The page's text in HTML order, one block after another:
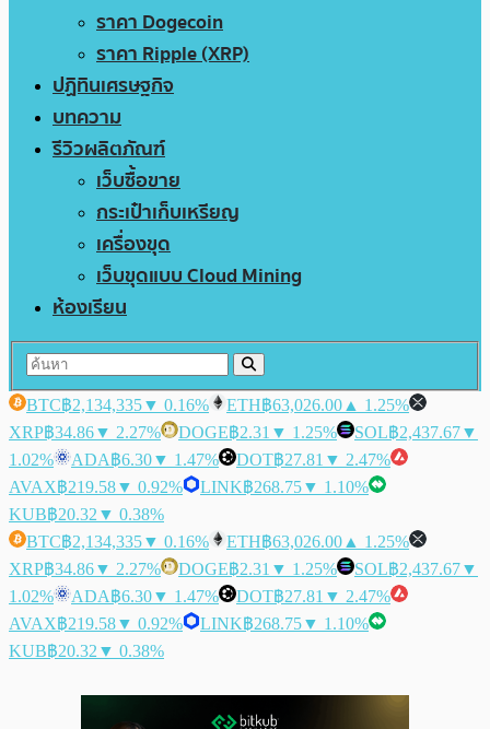
ราคา Dogecoin
ราคา Ripple (XRP)
ปฏิทินเศรษฐกิจ
บทความ
รีวิวผลิตภัณฑ์
เว็บซื้อขาย
กระเป๋าเก็บเหรียญ
เครื่องขุด
เว็บขุดแบบ Cloud Mining
ห้องเรียน
BTC฿2,134,335▼ 0.16% ETH฿63,026.00 ▲ 1.25%
XRP฿34.86▼ 2.27% DOGE฿2.31 ▼ 1.25% SOL฿2,437.67▼
1.02%
ADA฿6.30▼ 1.47% DOT฿27.81 ▼ 2.47%
AVAX฿219.58▼ 0.92% LINK฿268.75▼ 1.10%
KUB฿20.32 ▼ 0.38%
BTC฿2,134,335▼ 0.16% ETH฿63,026.00 ▲ 1.25%
XRP฿34.86▼ 2.27% DOGE฿2.31 ▼ 1.25% SOL฿2,437.67▼
1.02%
ADA฿6.30▼ 1.47% DOT฿27.81 ▼ 2.47%
AVAX฿219.58▼ 0.92% LINK฿268.75▼ 1.10%
KUB฿20.32 ▼ 0.38%